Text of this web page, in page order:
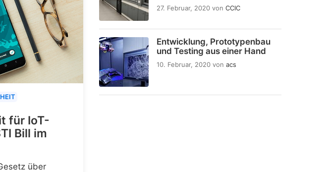
27. Februar, 2020 von CCIC
Entwicklung, Prototypenbau
und Testing aus einer Hand
10. Februar, 2020 von acs
für IoT-
Bill im
über